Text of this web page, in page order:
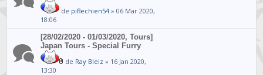
de piflechien54» 06 Mar 2020,
18:06
[28/02/2020 - 01/03/2020, Tours]
Japan Tours - Special Furry
de Ray Bleiz » 16 Jan 2020,
13:30